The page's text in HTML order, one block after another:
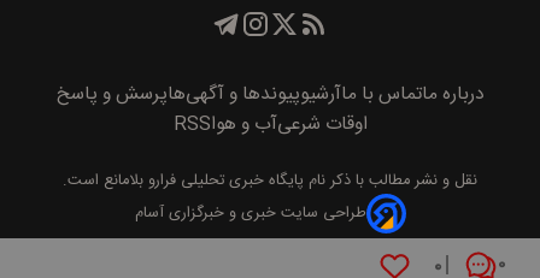
۰ ۰
درباره ماتماس با ماآرشیوپیوند‌ها و آگهی‌هاپرسش و پاسخ
اوقات شرعیآب و هواRSS
نقل و نشر مطالب با ذکر نام پايگاه خبری تحليلی فراروبلامانع است.
طراحی سایت خبری و خبرگزاری آسام